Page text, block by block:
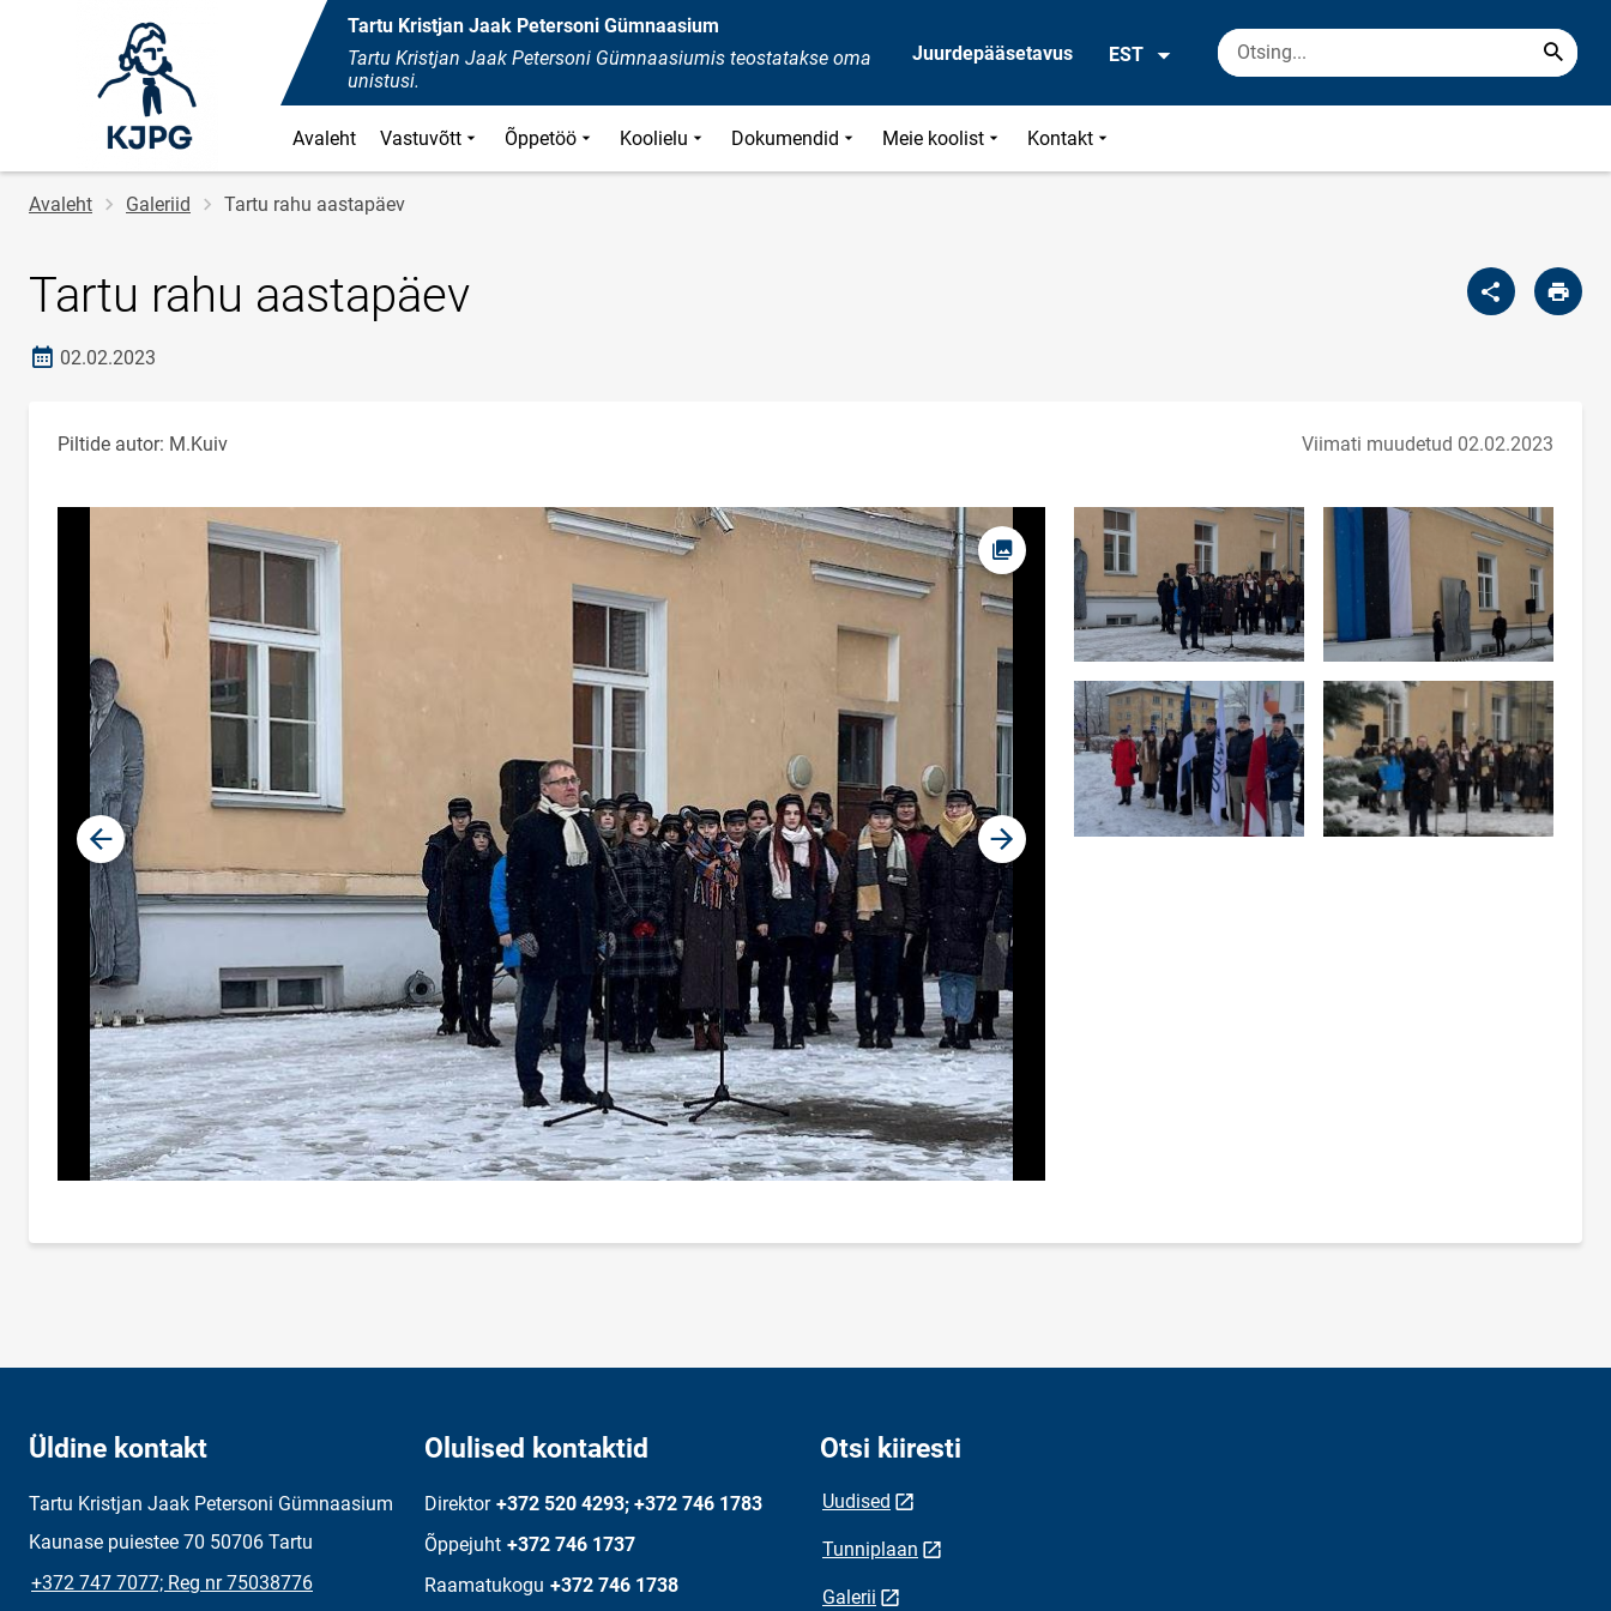
Tartu Kristjan Jaak Petersoni Gümnaasium
Tartu Kristjan Jaak Petersoni Gümnaasiumis teostatakse oma
unistusi.
Juurdepääsetavus EST
Avaleht Vastuvõtt Õppetöö Koolielu Dokumendid Meie koolist Kontakt
Leivapuru
Avaleht Galeriid Tartu rahu aastapäev
Tartu rahu aastapäev
Loomise kuupäev
02.02.2023
Piltide autor: M.Kuiv Viimati muudetud 02.02.2023
Foto avaneb modaalaknas
Too foto fookusesse Too foto fookusesse
Too foto fookusesse Too foto fookusesse
Üldine kontakt
Tartu Kristjan Jaak Petersoni Gümnaasium
Kaunase puiestee 70 50706 Tartu
+372 747 7077; Reg nr 75038776
Olulised kontaktid
Direktor +372 520 4293; +372 746 1783
Õppejuht +372 746 1737
Raamatukogu +372 746 1738
Otsi kiiresti
Uudised
Tunniplaan
Galerii